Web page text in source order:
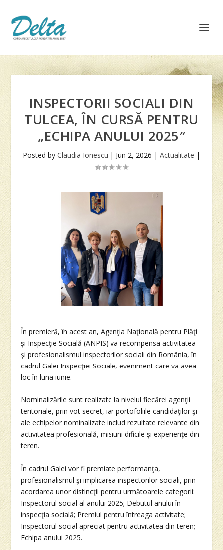
INSPECTORII SOCIALI DIN
TULCEA, ÎN CURSĂ PENTRU
„ECHIPA ANULUI 2025″
Posted by Claudia Ionescu | Jun 2, 2026 | Actualitate |
În premieră, în acest an, Agenţia Naţională pentru Plăţi
şi Inspecţie Socială (ANPIS) va recompensa activitatea
şi profesionalismul inspectorilor sociali din România, în
cadrul Galei Inspecţiei Sociale, eveniment care va avea
loc în luna iunie.
Nominalizările sunt realizate la nivelul fiecărei agenţii
teritoriale, prin vot secret, iar portofoliile candidaţilor şi
ale echipelor nominalizate includ rezultate relevante din
activitatea profesională, misiuni dificile şi experienţe din
teren.
În cadrul Galei vor fi premiate performanţa,
profesionalismul şi implicarea inspectorilor sociali, prin
acordarea unor distincţii pentru următoarele categorii:
Inspectorul social al anului 2025; Debutul anului în
inspecţia socială; Premiul pentru întreaga activitate;
Inspectorul social apreciat pentru activitatea din teren;
Echipa anului 2025.